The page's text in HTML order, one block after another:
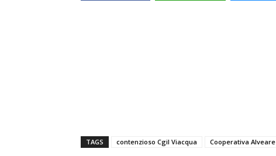
TAGS contenzioso Cgil Viacqua Cooperativa Alveare